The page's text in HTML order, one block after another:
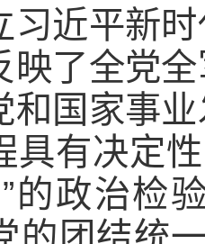
习近平新
映了全党
和国家事
具有决定
的政治检